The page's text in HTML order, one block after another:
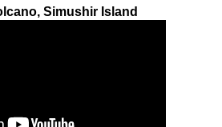
Simushir Island